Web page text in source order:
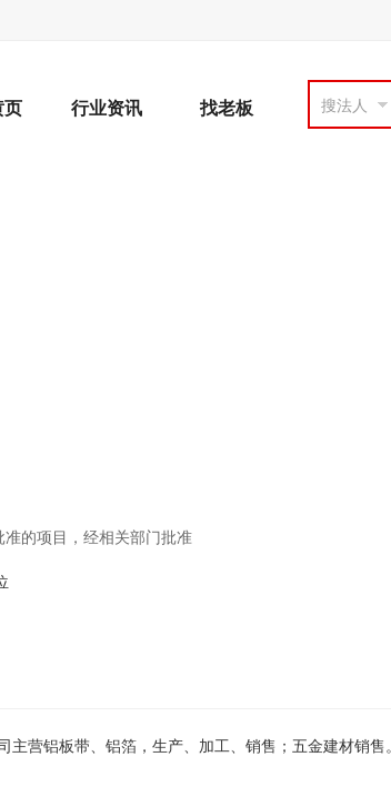
页 行业资讯 找老板 搜法人
的项目，经相关部门批准
营铝板带、铝箔，生产、加工、销售；五金建材销售